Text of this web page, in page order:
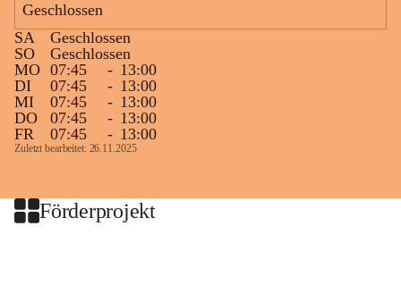
Geschlossen
SA
Geschlossen
SO
Geschlossen
MO 07:45 - 13:00
DI
07:45 - 13:00
MI
07:45 - 13:00
DO
07:45 - 13:00
FR
07:45 - 13:00
Zuletzt bearbeitet: 26.11.2025
Förderprojekt